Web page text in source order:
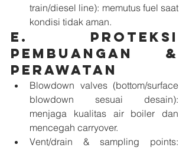
train/diesel line): memutus fuel saat
kondisi tidak aman.
E. Proteksi
pembuangan &
perawatan
Blowdown valves (bottom/surface
blowdown sesuai desain):
menjaga kualitas air boiler dan
mencegah carryover.
Vent/drain & sampling points: